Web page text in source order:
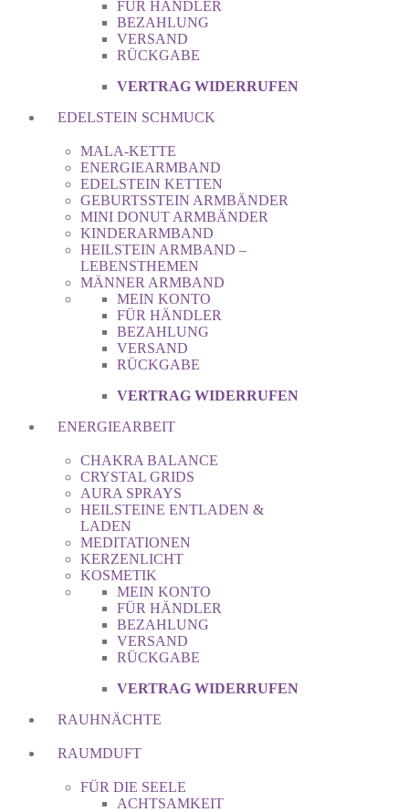
FÜR HÄNDLER
BEZAHLUNG
VERSAND
RÜCKGABE
VERTRAG WIDERRUFEN
EDELSTEIN SCHMUCK
MALA-KETTE
ENERGIEARMBAND
EDELSTEIN KETTEN
GEBURTSSTEIN ARMBÄNDER
MINI DONUT ARMBÄNDER
KINDERARMBAND
HEILSTEIN ARMBAND –
LEBENSTHEMEN
MÄNNER ARMBAND
MEIN KONTO
FÜR HÄNDLER
BEZAHLUNG
VERSAND
RÜCKGABE
VERTRAG WIDERRUFEN
ENERGIEARBEIT
CHAKRA BALANCE
CRYSTAL GRIDS
AURA SPRAYS
HEILSTEINE ENTLADEN &
LADEN
MEDITATIONEN
KERZENLICHT
KOSMETIK
MEIN KONTO
FÜR HÄNDLER
BEZAHLUNG
VERSAND
RÜCKGABE
VERTRAG WIDERRUFEN
RAUHNÄCHTE
RAUMDUFT
FÜR DIE SEELE
ACHTSAMKEIT